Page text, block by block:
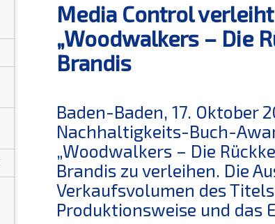
Media Control
„Woodwalkers – Die
Brandis
Baden-Baden, 17. Oktober
Nachhaltigkeits-Buch-
„Woodwalkers – Die
Brandis zu verleihen. Die
Verkaufsvolumen des
Produktionsweise und das